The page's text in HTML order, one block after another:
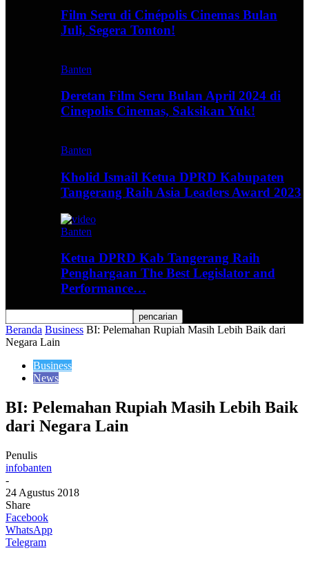
Film Seru di Cinépolis Cinemas Bulan
Juli, Segera Tonton!
Banten
Deretan Film Seru Bulan April 2024 di
Cinepolis Cinemas, Saksikan Yuk!
Banten
Kholid Ismail Ketua DPRD Kabupaten
Tangerang Raih Asia Leaders Award 2023
Banten
Ketua DPRD Kab Tangerang Raih
Penghargaan The Best Legislator and
Performance…
Beranda Business BI: Pelemahan Rupiah Masih Lebih Baik dari
Negara Lain
Business
News
BI: Pelemahan Rupiah Masih Lebih Baik
dari Negara Lain
Penulis
infobanten
-
24 Agustus 2018
Share
Facebook
WhatsApp
Telegram